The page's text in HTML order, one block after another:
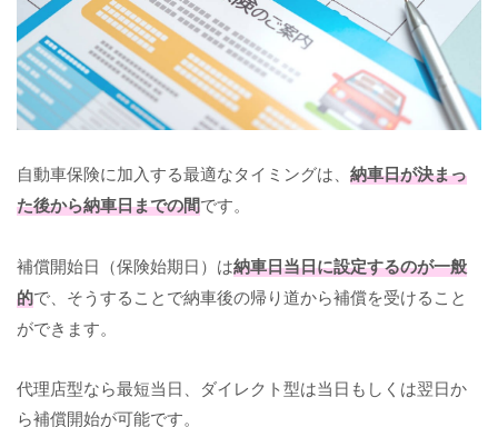
自動車保険に加入する最適なタイミングは、 納車日が決まっ
た後から納車日までの間です。
補償開始日（保険始期日）は納車日当日に設定するのが一般
的で、そうすることで納車後の帰り道から補償を受けること
ができます。
代理店型なら最短当日、ダイレクト型は当日もしくは翌日か
ら補償開始が可能です。